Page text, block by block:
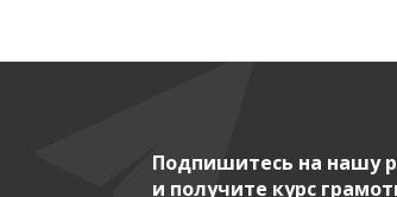
Подпишитесь на нашу
и получите курс